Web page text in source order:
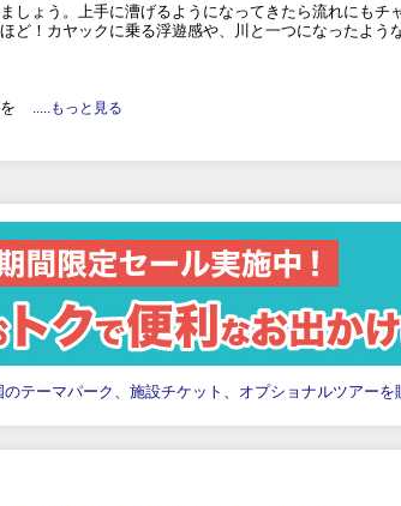
しょう。上手に漕げるようになってきたら流れにもチ
ど！カヤックに乗る浮遊感や、川と一つになったよ
.....もっと見る
のテーマパーク、施設チケット、オプショナルツアーを